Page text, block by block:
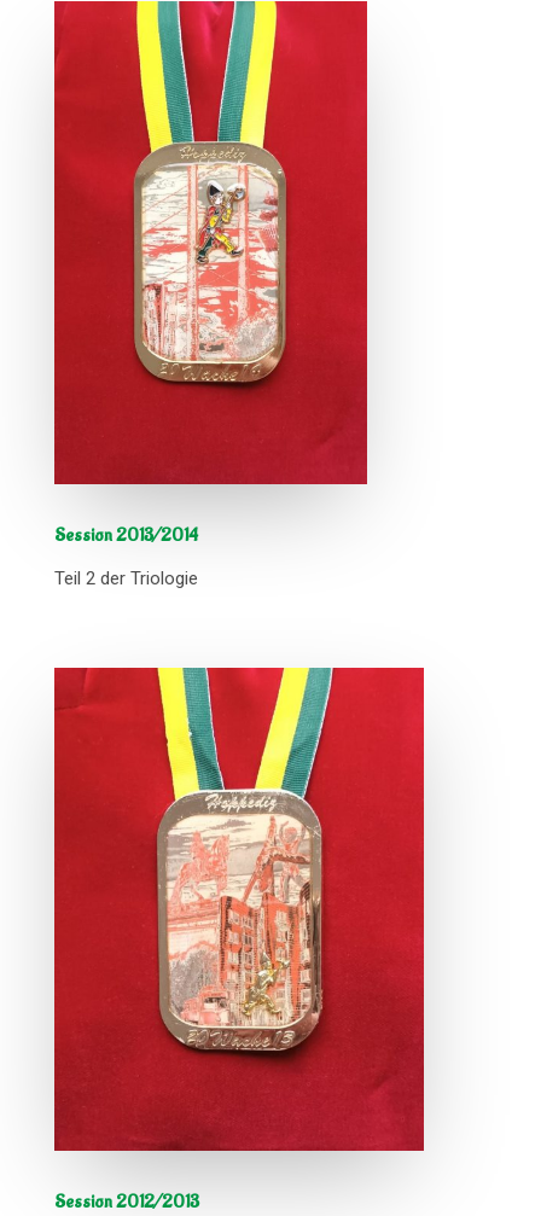
Session 2013/2014
Teil 2 der Triologie
Session 2012/2013